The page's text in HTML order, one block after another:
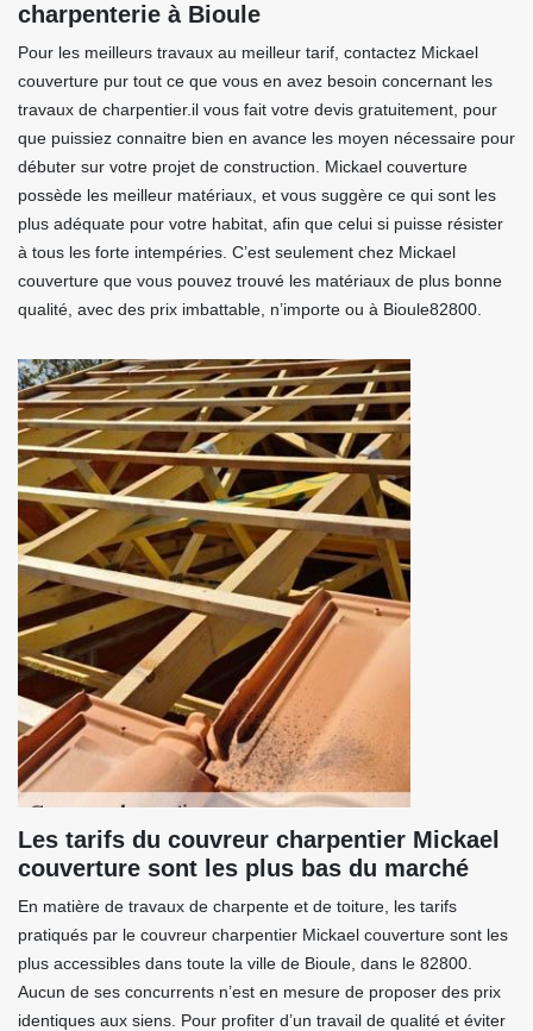
charpenterie à Bioule
Pour les meilleurs travaux au meilleur tarif, contactez Mickael
couverture pur tout ce que vous en avez besoin concernant les
travaux de charpentier.il vous fait votre devis gratuitement, pour
que puissiez connaitre bien en avance les moyen nécessaire pour
débuter sur votre projet de construction. Mickael couverture
possède les meilleur matériaux, et vous suggère ce qui sont les
plus adéquate pour votre habitat, afin que celui si puisse résister
à tous les forte intempéries. C’est seulement chez Mickael
couverture que vous pouvez trouvé les matériaux de plus bonne
qualité, avec des prix imbattable, n’importe ou à Bioule82800.
Les tarifs du couvreur charpentier Mickael
couverture sont les plus bas du marché
En matière de travaux de charpente et de toiture, les tarifs
pratiqués par le couvreur charpentier Mickael couverture sont les
plus accessibles dans toute la ville de Bioule, dans le 82800.
Aucun de ses concurrents n’est en mesure de proposer des prix
identiques aux siens. Pour profiter d’un travail de qualité et éviter